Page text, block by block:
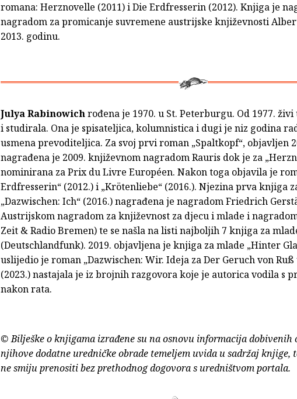
romana: Herznovelle (2011) i Die Erdfresserin (2012). Knjiga je
nagradom za promicanje suvremene austrijske književnosti
2013. godinu.
Julya Rabinowichrođena je 1970. u St. Peterburgu. Od 1977. živi
i studirala. Ona je spisateljica, kolumnistica i dugi je niz godina
usmena prevoditeljica. Za svoj prvi roman „Spaltkopf“, objavljen
nagrađena je 2009. književnom nagradom Rauris dok je za
nominirana za Prix du Livre Européen. Nakon toga objavila je
Erdfresserin“ (2012.) i „Krötenliebe“ (2016.). Njezina prva knjiga
„Dazwischen: Ich“ (2016.) nagrađena je nagradom Friedrich
Austrijskom nagradom za književnost za djecu i mlade i
Zeit & Radio Bremen) te se našla na listi najboljih 7 knjiga za
(Deutschlandfunk). 2019. objavljena je knjiga za mlade „Hinter
uslijedio je roman „Dazwischen: Wir. Ideja za Der Geruch von Ruß
(2023.) nastajala je iz brojnih razgovora koje je autorica vodila s
nakon rata.
© Bilješke o knjigama izrađene su na osnovu informacija dobivenih
njihove dodatne uredničke obrade temeljem uvida u sadržaj knjige,
ne smiju prenositi bez prethodnog dogovora s uredništvom portala.